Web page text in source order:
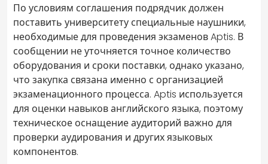
По условиям соглашения подрядчик должен
поставить университету специальные наушники,
необходимые для проведения экзаменов Aptis. В
сообщении не уточняется точное количество
оборудования и сроки поставки, однако указано,
что закупка связана именно с организацией
экзаменационного процесса. Aptis используется
для оценки навыков английского языка, поэтому
техническое оснащение аудиторий важно для
проверки аудирования и других языковых
компонентов.